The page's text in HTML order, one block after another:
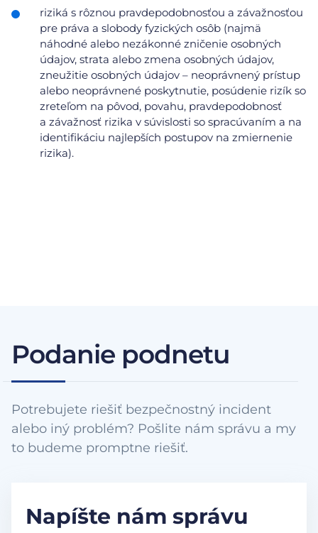
riziká s rôznou pravdepodobnosťou a závažnosťou
pre práva a slobody fyzických osôb (najmä
náhodné alebo nezákonné zničenie osobných
údajov, strata alebo zmena osobných údajov,
zneužitie osobných údajov – neoprávnený prístup
alebo neoprávnené poskytnutie, posúdenie rizík so
zreteľom na pôvod, povahu, pravdepodobnosť
a závažnosť rizika v súvislosti so spracúvaním a na
identifikáciu najlepších postupov na zmiernenie
rizika).
Podanie podnetu
Potrebujete riešiť bezpečnostný incident
alebo iný problém? Pošlite nám správu a my
to budeme promptne riešiť.
Napíšte nám správu